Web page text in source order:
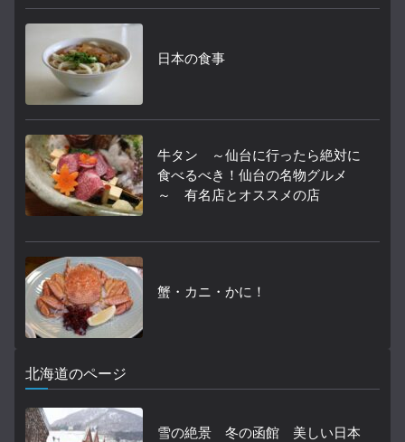
日本の食事
牛タン ～仙台に行ったら絶対に
食べるべき！仙台の名物グルメ
～ 有名店とオススメの店
蟹・カニ・かに！
北海道のページ
雪の絶景 冬の函館 美しい日本